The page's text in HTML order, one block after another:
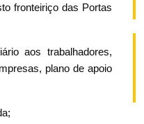
fronteiriço das Portas
aos trabalhadores,
plano de apoio